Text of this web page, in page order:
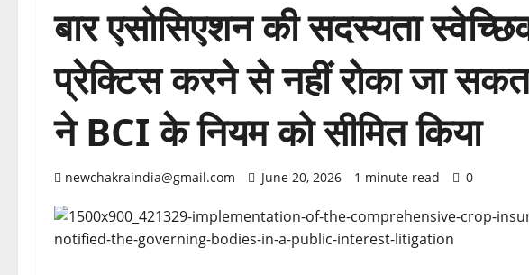
बार एसोसिएशन की सदस्यता
प्रेक्टिस करने से नहीं रोका जा
ने BCI के नियम को सीमित किया
newchakraindia@gmail.com June 20, 2026 1 minute read 0